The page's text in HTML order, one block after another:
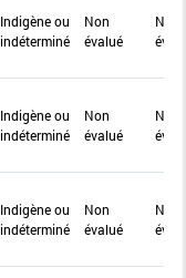
Indigène ou
indéterminé
Non
évalué
Non
Indigène ou
indéterminé
Non
évalué
Non
Indigène ou
indéterminé
Non
évalué
Non